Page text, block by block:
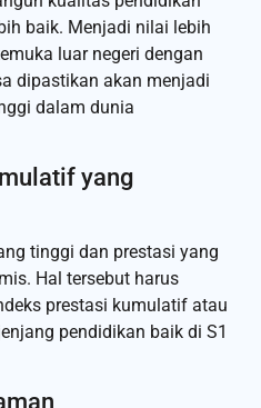
baik. Menjadi nilai lebih
luar negeri dengan
dipastikan akan menjadi
dalam dunia
yang
tinggi dan prestasi yang
Hal tersebut harus
prestasi kumulatif atau
pendidikan baik di S1